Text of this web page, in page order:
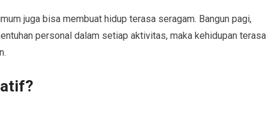
juga bisa membuat hidup terasa seragam. Bangun pagi,
personal dalam setiap aktivitas, maka kehidupan terasa